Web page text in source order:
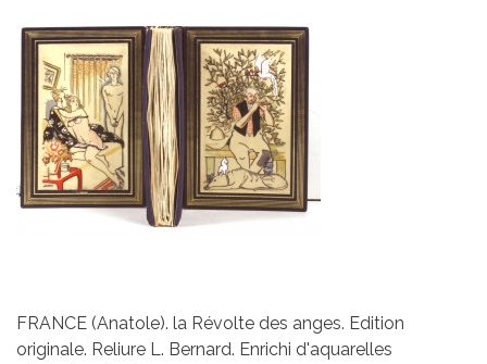
FRANCE (Anatole). la Révolte des anges. Edition
originale. Reliure L. Bernard. Enrichi d'aquarelles